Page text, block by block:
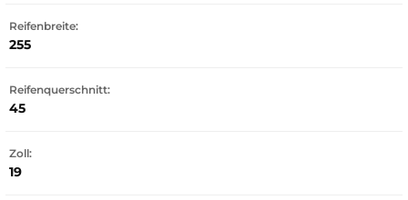
Reifenbreite:
255
Reifenquerschnitt:
45
Zoll:
19